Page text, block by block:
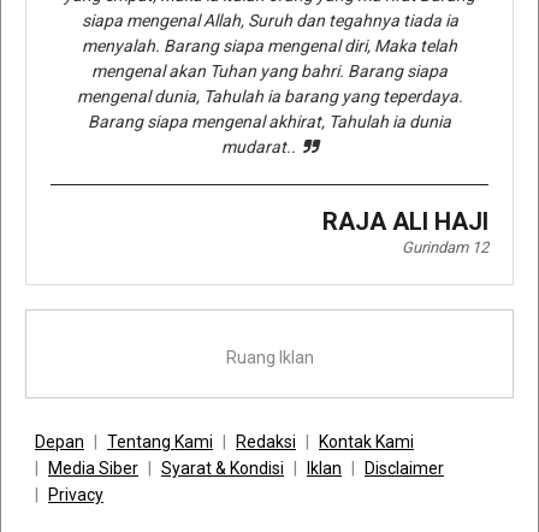
siapa mengenal Allah, Suruh dan tegahnya tiada ia
menyalah. Barang siapa mengenal diri, Maka telah
mengenal akan Tuhan yang bahri. Barang siapa
mengenal dunia, Tahulah ia barang yang teperdaya.
Barang siapa mengenal akhirat, Tahulah ia dunia
mudarat..
RAJA ALI HAJI
Gurindam 12
Ruang Iklan
Depan Tentang Kami Redaksi
Kontak Kami
Media Siber
Syarat & Kondisi Iklan
Disclaimer
Privacy